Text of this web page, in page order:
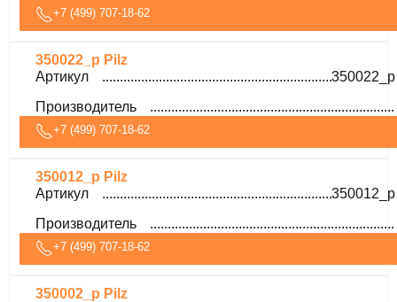
+7 (499) 707-18-62
350022_p Pilz
Артикул
350022_p
Производитель
+7 (499) 707-18-62
350012_p Pilz
Артикул
350012_p
Производитель
+7 (499) 707-18-62
350002_p Pilz